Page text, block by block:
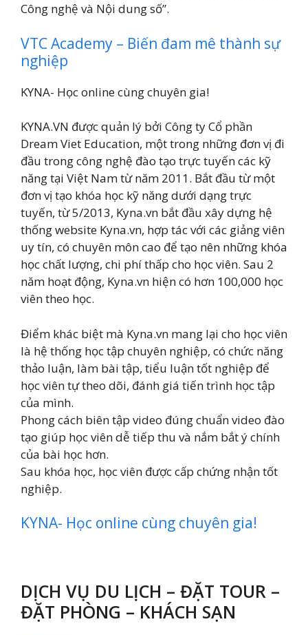
Công nghệ và Nội dung số”.
VTC Academy – Biến đam mê thành sự
nghiệp
KYNA- Học online cùng chuyên gia!
KYNA.VN được quản lý bởi Công ty Cổ phần
Dream Viet Education, một trong những đơn vị đi
đầu trong công nghệ đào tạo trực tuyến các kỹ
năng tại Việt Nam từ năm 2011. Bắt đầu từ một
đơn vị tạo khóa học kỹ năng dưới dạng trực
tuyến, từ 5/2013, Kyna.vn bắt đầu xây dựng hệ
thống website Kyna.vn, hợp tác với các giảng viên
uy tín, có chuyên môn cao để tạo nên những khóa
học chất lượng, chi phí thấp cho học viên. Sau 2
năm hoạt động, Kyna.vn hiện có hơn 100,000 học
viên theo học.
Điểm khác biệt mà Kyna.vn mang lại cho học viên
là hệ thống học tập chuyên nghiệp, có chức năng
thảo luận, làm bài tập, tiểu luận tốt nghiệp để
học viên tự theo dõi, đánh giá tiến trình học tập
của mình.
Phong cách biên tập video đúng chuẩn video đào
tạo giúp học viên dễ tiếp thu và nắm bắt ý chính
của bài học hơn.
Sau khóa học, học viên được cấp chứng nhận tốt
nghiệp.
KYNA- Học online cùng chuyên gia!
DỊCH VỤ DU LỊCH – ĐẶT TOUR –
ĐẶT PHÒNG – KHÁCH SẠN